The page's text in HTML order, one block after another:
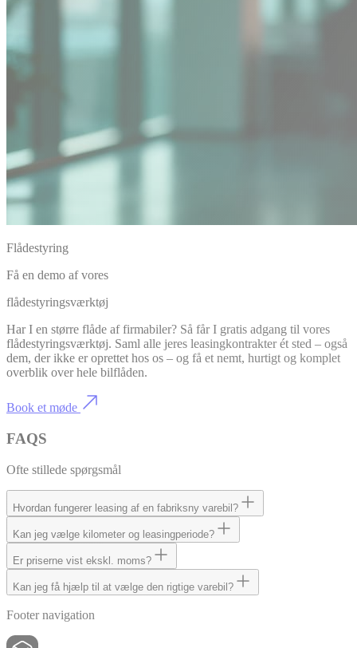
Flådestyring
Få en demo af vores
flådestyringsværktøj
Har I en større flåde af firmabiler? Så får I gratis adgang til vores
flådestyringsværktøj. Saml alle jeres leasingkontrakter ét sted – også
dem, der ikke er oprettet hos os – og få et nemt, hurtigt og komplet
overblik over hele bilflåden.
Book et møde
FAQS
Ofte stillede spørgsmål
Hvordan fungerer leasing af en fabriksny varebil?
Kan jeg vælge kilometer og leasingperiode?
Er priserne vist ekskl. moms?
Kan jeg få hjælp til at vælge den rigtige varebil?
Footer navigation